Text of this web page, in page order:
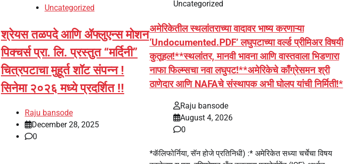
Uncategorized
श्रेयस तळपदे आणि ॲफ्लुएन्स मोशन
पिक्चर्स प्रा. लि. प्रस्तुत “मर्दिनी”
चित्रपटाचा मुहूर्त शॉट संपन्न !
सिनेमा २०२६ मध्ये प्रदर्शित !!
Raju bansode
December 28, 2025
0
Uncategorized
अमेरिकेतील स्थलांतराच्या वादावर भाष्य करणाऱ्या
‘Undocumented.PDF’ लघुपटाच्या वर्ल्ड प्रीमिअर विषयी
कुतूहल!**स्थलांतर, मानवी भावना आणि वास्तवाला भिडणारा
नाफा फिल्म्सचा नवा लघुपट!**अमेरिकेचे काँग्रेसमन श्री
ठाणेदार आणि NAFAचे संस्थापक अभी घोलप यांची निर्मिती!*
Raju bansode
August 4, 2026
0
*कॅलिफोर्निया, सॅन होजे प्रतिनिधी) :* अमेरिकेत सध्या चर्चेचा विषय